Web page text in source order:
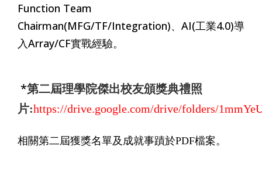
Function Team
Chairman(MFG/TF/Integration)、AI(工業4.0)導
入Array/CF實戰經驗。
*第二屆理學院傑出校友頒獎典禮照
片:https://drive.google.com/drive/folders/
相關第二屆獲獎名單及成就事蹟於PDF檔案。